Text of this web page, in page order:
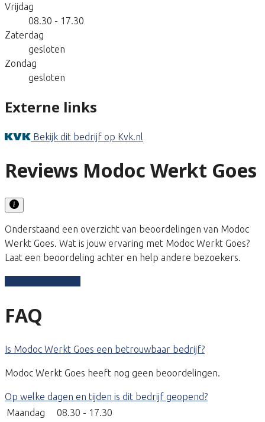
Vrijdag
08.30 - 17.30
Zaterdag
gesloten
Zondag
gesloten
Externe links
Bekijk dit bedrijf op Kvk.nl
Reviews Modoc Werkt Goes
Onderstaand een overzicht van beoordelingen van Modoc
Werkt Goes. Wat is jouw ervaring met Modoc Werkt Goes?
Laat een beoordeling achter en help andere bezoekers.
FAQ
Is Modoc Werkt Goes een betrouwbaar bedrijf?
Modoc Werkt Goes heeft nog geen beoordelingen.
Op welke dagen en tijden is dit bedrijf geopend?
Maandag
08.30 - 17.30